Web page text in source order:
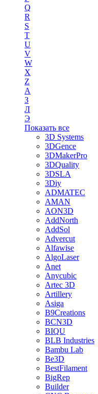
Q
R
S
T
U
V
W
X
Z
А
З
Л
Э
Показать все
3D Systems
3DGence
3DMakerPro
3DQuality
3DSLA
3Diy
ADMATEC
AMAN
AON3D
AddNorth
AddSol
Advercut
Alfawise
AlgoLaser
Anet
Anycubic
Artec 3D
Artillery
Asiga
B9Creations
BCN3D
BIQU
BLB Industries
Bambu Lab
Be3D
BestFilament
BigRep
Builder